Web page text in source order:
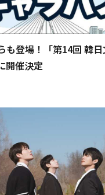
も登場！「第14回 韓
開催決定